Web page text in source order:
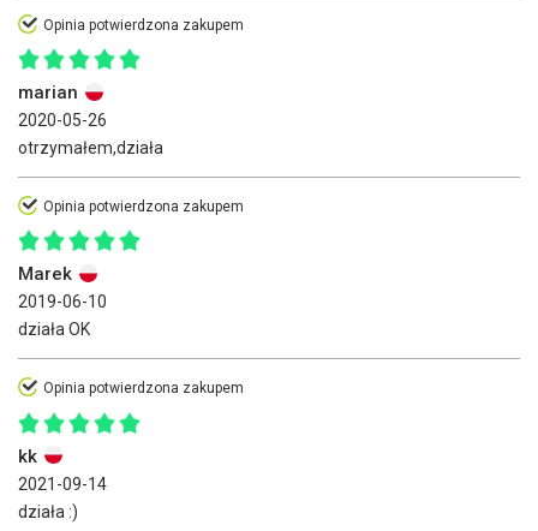
Opinia potwierdzona zakupem
marian
2020-05-26
otrzymałem,działa
Opinia potwierdzona zakupem
Marek
2019-06-10
działa OK
Opinia potwierdzona zakupem
kk
2021-09-14
działa :)